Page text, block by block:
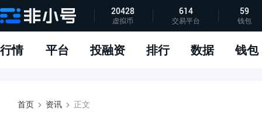
APP下载
指标说明
问题反馈
20428
虚拟币
614
交易平台
59
钱包
行情 平台 投融资 排行 数据 钱包
首页 资讯 正文